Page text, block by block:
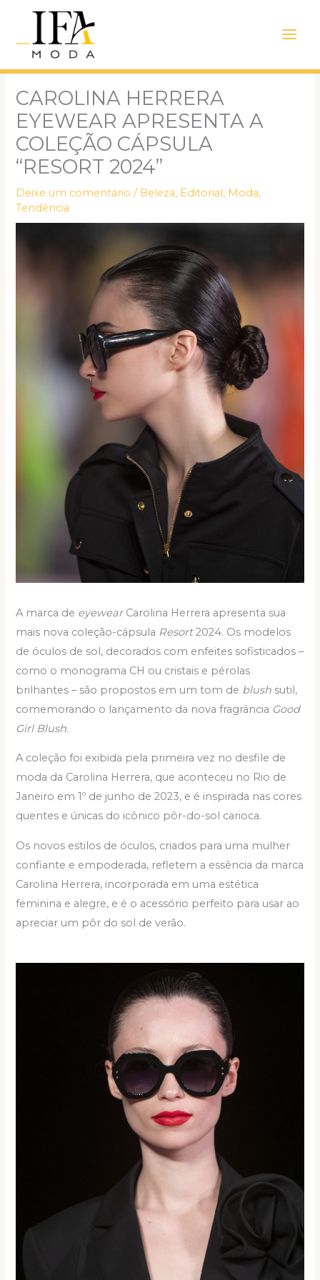
conteúdo
Menu
CAROLINA HERRERA
EYEWEAR APRESENTA A
COLEÇÃO CÁPSULA
“RESORT 2024”
Deixe um comentário / Beleza, Editorial, Moda,
Tendência
A marca de eyewearCarolina Herrera apresenta sua
mais nova coleção-cápsula Resort2024. Os modelos
de óculos de sol, decorados com enfeites sofisticados –
como o monograma CH ou cristais e pérolas
brilhantes – são propostos em um tom de blush sutil,
comemorando o lançamento da nova fragrância Good
Girl Blush.
A coleção foi exibida pela primeira vez no desfile de
moda da Carolina Herrera, que aconteceu no Rio de
Janeiro em 1º de junho de 2023, e é inspirada nas cores
quentes e únicas do icônico pôr-do-sol carioca.
Os novos estilos de óculos, criados para uma mulher
confiante e empoderada, refletem a essência da marca
Carolina Herrera, incorporada em uma estética
feminina e alegre, e é o acessório perfeito para usar ao
apreciar um pôr do sol de verão.